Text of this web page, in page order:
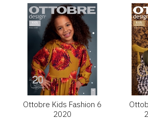
Ottobre Kids Fashion 6
2020